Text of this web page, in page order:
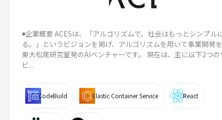
◾️企業概要 ACESは、「アルゴリズムで、社会はもっとシンプル
る。」というビジョンを掲げ、アルゴリズムを用いて事業開発
東大松尾研究室発のAIベンチャーです。 現在は、主に以下2つの
ビ...
CodeBuild Elastic Container Service React